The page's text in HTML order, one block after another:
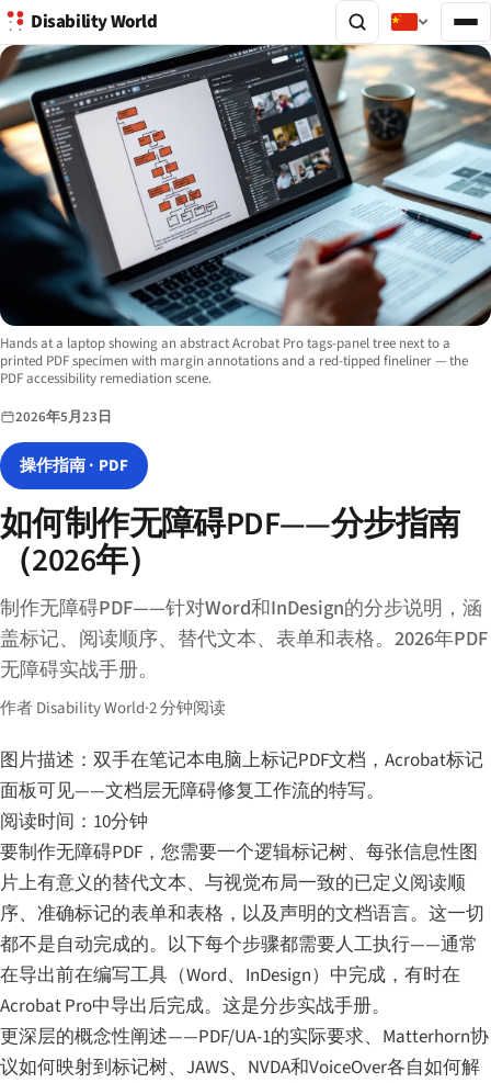
Disability World
Image description:
Hands at a laptop showing an abstract Acrobat Pro tags-panel tree next to a
printed PDF specimen with margin annotations and a red-tipped fineliner — the
PDF accessibility remediation scene.
2026年5月23日
操作指南 · PDF
如何制作无障碍PDF——分步指南
（2026年）
制作无障碍PDF——针对Word和InDesign的分步说明，涵
盖标记、阅读顺序、替代文本、表单和表格。2026年PDF
无障碍实战手册。
作者 Disability World·2 分钟阅读
图片描述：双手在笔记本电脑上标记PDF文档，Acrobat标记
面板可见——文档层无障碍修复工作流的特写。
阅读时间：10分钟
要制作无障碍PDF，您需要一个逻辑标记树、每张信息性图
片上有意义的替代文本、与视觉布局一致的已定义阅读顺
序、准确标记的表单和表格，以及声明的文档语言。这一切
都不是自动完成的。以下每个步骤都需要人工执行——通常
在导出前在编写工具（Word、InDesign）中完成，有时在
Acrobat Pro中导出后完成。这是分步实战手册。
更深层的概念性阐述——PDF/UA-1的实际要求、Matterhorn协
议如何映射到标记树、JAWS、NVDA和VoiceOver各自如何解